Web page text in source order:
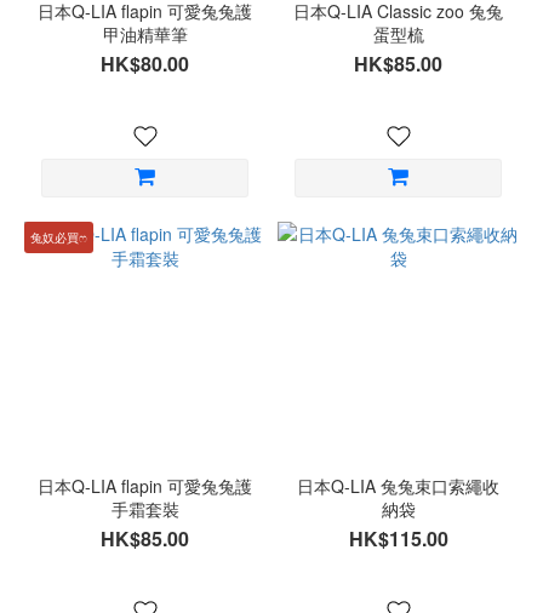
日本Q-LIA flapin 可愛兔兔護
甲油精華筆
HK$80.00
日本Q-LIA Classic zoo 兔兔
蛋型梳
HK$85.00
兔奴必買ෆ
日本Q-LIA flapin 可愛兔兔護
手霜套裝
HK$85.00
日本Q-LIA 兔兔束口索繩收
納袋
HK$115.00